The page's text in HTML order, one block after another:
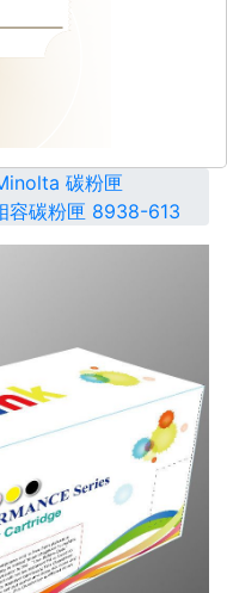
碳粉匣
容碳粉匣 8938-613